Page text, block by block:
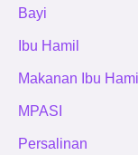
Bayi
Ibu Hamil
Makanan Ibu Hamil
MPASI
Persalinan